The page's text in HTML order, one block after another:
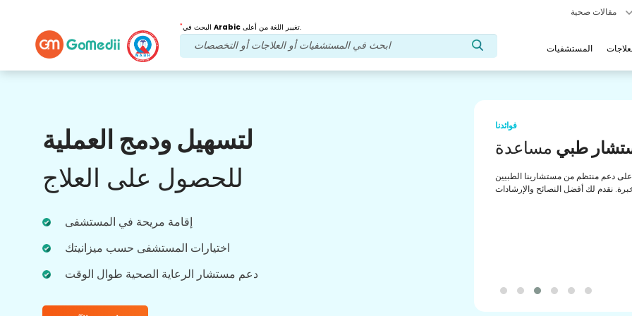
* Arabic تغيير اللغة من أعلى.
المستشفيات
لتسهيل ودمج العملية
للحصول على العلاج
إقامة مريحة في المستشفى
اختيارات المستشفى حسب ميزانيتك
دعم مستشار الرعاية الصحية طوال الوقت
بعد العلاجمتابعة الرعاية
احصل على دعم طبي ودعم للمرضى على مدار
الساعة طوال أيام الأسبوع مع فريقنا الذي يعالج
فوائدنا
طبي مساعدة
دعم منتظم من مستشارينا الطبيين